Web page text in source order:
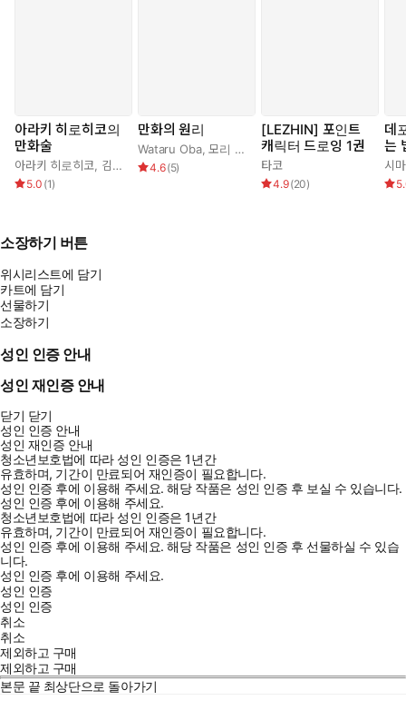
아라키 히로히코의
만화술
아라키 히로히코, 김부장
5.0 (1)
만화의 원리
Wataru Oba,모리 카오루 ,이리에 아키
4.6(5)
[LEZHIN] 포인트
캐릭터 드로잉 1권
타코
4.9(20)
데
는
미
연
시
소장하기 버튼
위시리스트에 담기
카트에 담기
선물하기
소장하기
성인 인증 안내
성인 재인증 안내
닫기 닫기
성인 인증 안내
성인 재인증 안내
청소년보호법에 따라 성인 인증은 1년간
유효하며, 기간이 만료되어 재인증이 필요합니다.
성인 인증 후에 이용해 주세요.해당 작품은 성인 인증 후 보실 수 있습니다.
성인 인증 후에 이용해 주세요.
청소년보호법에 따라 성인 인증은 1년간
유효하며, 기간이 만료되어 재인증이 필요합니다.
성인 인증 후에 이용해 주세요.해당 작품은 성인 인증 후 선물하실 수 있습
니다.
성인 인증 후에 이용해 주세요.
성인 인증
성인 인증
취소
취소
제외하고 구매
제외하고 구매
본문 끝 최상단으로 돌아가기